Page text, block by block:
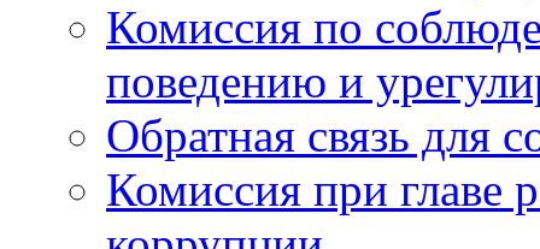
Комиссия по
поведению и
Обратная связь для
Комиссия при главе